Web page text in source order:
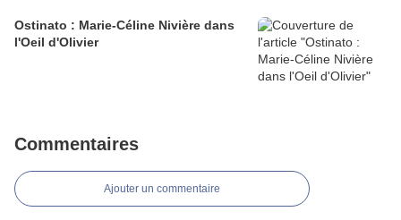
Ostinato : Marie-Céline Nivière dans
l'Oeil d'Olivier
Commentaires
Ajouter un commentaire